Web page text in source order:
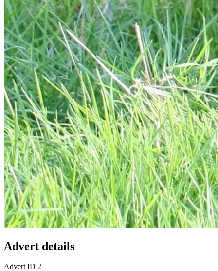
Advert details
Advert ID 2